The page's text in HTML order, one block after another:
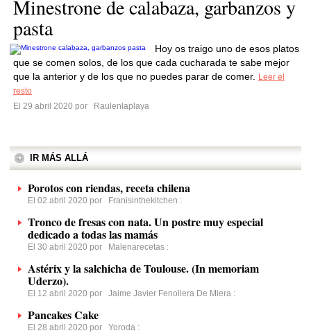
Minestrone de calabaza, garbanzos y
pasta
Hoy os traigo uno de esos platos
que se comen solos, de los que cada cucharada te sabe mejor
que la anterior y de los que no puedes parar de comer.
Leer el
resto
El 29 abril 2020 por
Raulenlaplaya
IR MÁS ALLÁ
Porotos con riendas, receta chilena
El 02 abril 2020 por Franisinthekitchen :
Tronco de fresas con nata. Un postre muy especial
dedicado a todas las mamás
El 30 abril 2020 por Malenarecetas :
Astérix y la salchicha de Toulouse. (In memoriam
Uderzo).
El 12 abril 2020 por Jaime Javier Fenollera De Miera :
Pancakes Cake
El 28 abril 2020 por Yoroda :